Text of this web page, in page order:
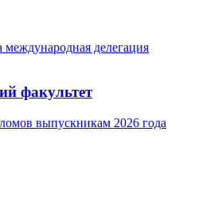
делегация
факультет
выпускникам 2026 года